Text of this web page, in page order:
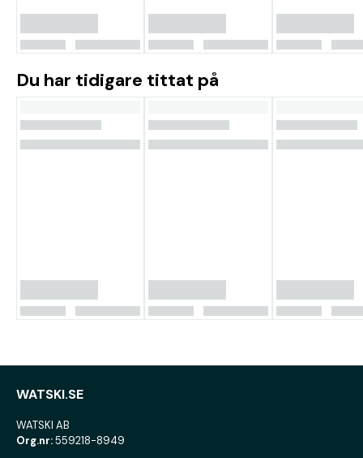
Du har tidigare tittat på
WATSKI.SE
WATSKI AB
Org.nr:559218-8949